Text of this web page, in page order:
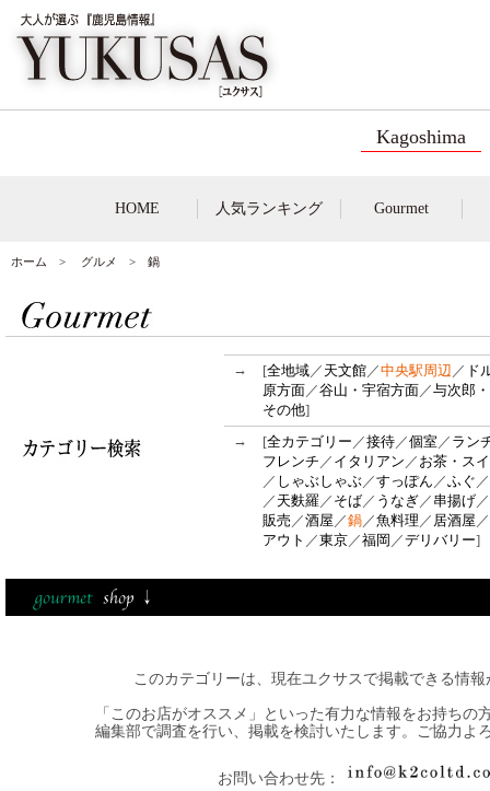
Kagoshima
HOME 人気ランキング Gourmet
ホーム > グルメ > 鍋
→ [全地域／ 天文館／中央駅周辺 ／ ド
原方面／谷山・宇宿方面／与次郎
その他]
→
[全カテゴリー ／接待／個室／ ラン
フレンチ ／ イタリアン ／ お茶・ス
／ しゃぶしゃぶ／すっぽん ／ふぐ ／
／ 天麩羅／ そば／ うなぎ／ 串揚げ／
販売 ／酒屋 ／鍋／魚料理 ／ 居酒屋 ／
アウト ／東京／福岡 ／デリバリー]
このカテゴリーは、現在ユクサスで掲載できる情
「このお店がオススメ」といった有力な情報をお持ちの
編集部で調査を行い、掲載を検討いたします。ご協力よ
お問い合わせ先：